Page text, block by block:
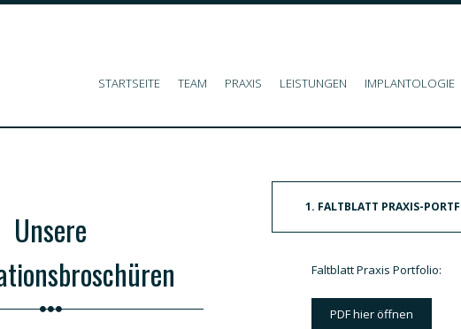
STARTSEITE TEAM PRAXIS LEISTUNGEN IMPLANTOLOGIE
Unsere
1. FALTBLATT PRAXIS-
Faltblatt Praxis Portfolio:
PDF hier öffnen